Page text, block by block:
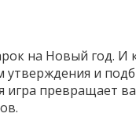
на Новый год. И
и
превращает